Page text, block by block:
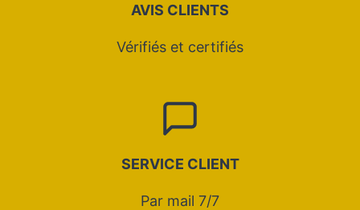
AVIS CLIENTS
Vérifiés et certifiés
SERVICE CLIENT
Par mail 7/7